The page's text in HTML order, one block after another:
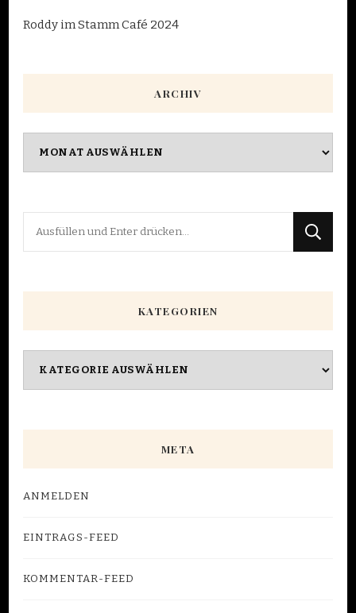
Roddy im Stamm Café 2024
ARCHIV
etwas?
KATEGORIEN
META
ANMELDEN
EINTRAGS-FEED
KOMMENTAR-FEED